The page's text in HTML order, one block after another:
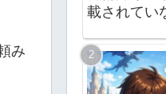
み
載されてい